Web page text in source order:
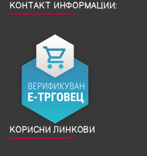
КОНТАКТ ИНФОРМАЦИИ:
КОРИСНИ ЛИНКОВИ